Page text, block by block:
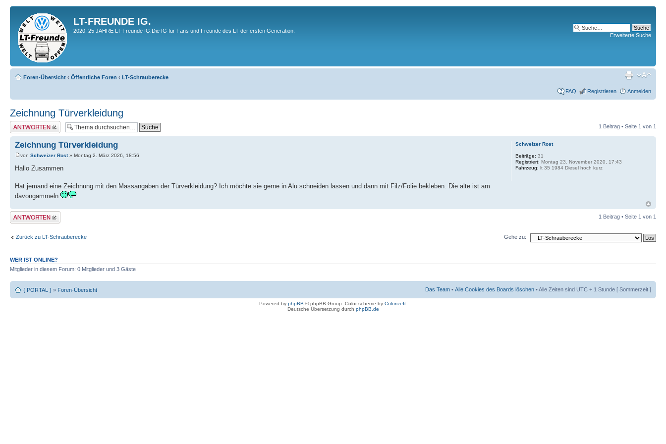
LT-FREUNDE IG.
2020; 25 JAHRE LT-Freunde IG.Die IG für Fans und Freunde des LT der ersten Generation.
Erweiterte Suche
Foren-Übersicht ‹ Öffentliche Foren ‹ LT-Schrauberecke
FAQ Registrieren Anmelden
Zeichnung Türverkleidung
Antwort erstellen 1 Beitrag • Seite 1 von 1
Zeichnung Türverkleidung
von Schweizer Rost» Montag 2. März 2026, 18:56
Hallo Zusammen
Hat jemand eine Zeichnung mit den Massangaben der Türverkleidung? Ich möchte sie gerne in Alu schneiden lassen und dann mit Filz/Folie bekleben. Die alte ist am
davongammeln
Schweizer Rost
Beiträge: 31
Registriert: Montag 23. November 2020, 17:43
Fahrzeug: lt 35 1984 Diesel hoch kurz
Antwort erstellen 1 Beitrag • Seite 1 von 1
Zurück zu LT-Schrauberecke Gehe zu:
WER IST ONLINE?
Mitglieder in diesem Forum: 0 Mitglieder und 3 Gäste
{ PORTAL } » Foren-Übersicht Das Team • Alle Cookies des Boards löschen • Alle Zeiten sind UTC + 1 Stunde [ Sommerzeit ]
Powered by phpBB © phpBB Group. Color scheme by ColorizeIt.
Deutsche Übersetzung durch phpBB.de